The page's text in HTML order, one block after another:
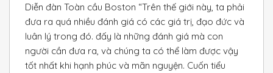
Diễn đàn Toàn cầu Boston “Trên thế giới này, ta phải
đưa ra quá nhiều đánh giá có các giá trị, đạo đức và
luân lý trong đó. đấy là những đánh giá mà con
người cần đưa ra, và chúng ta có thể làm được vậy
tốt nhất khi hạnh phúc và mãn nguyện. Cuốn tiểu